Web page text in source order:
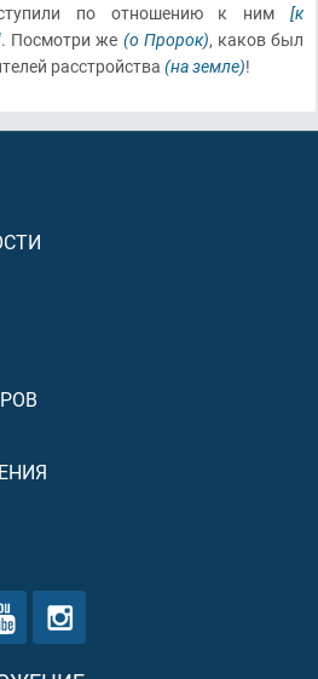
по отношению к ним [к
. Посмотри же (о Пророк), каков был
расстройства (на земле)!